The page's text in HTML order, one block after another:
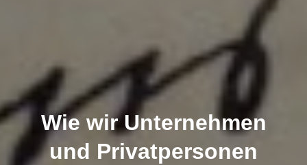
Wie wir Unternehmen
und Privatpersonen